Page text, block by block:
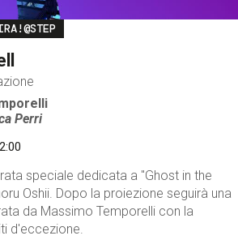
Perri
speciale dedicata a "Ghost in the
Oshii. Dopo la proiezione seguirà una
da Massimo Temporelli con la
d'eccezione.